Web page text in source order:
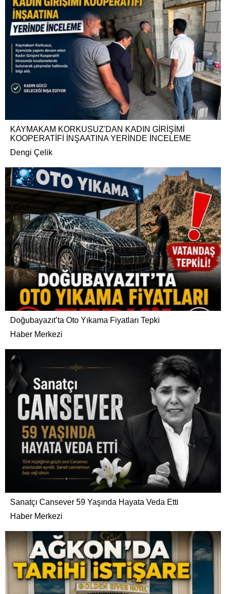
KAYMAKAM KORKUSUZ'DAN KADIN GİRİŞİMİ
KOOPERATİFİ İNŞAATINA YERİNDE İNCELEME
Dengi Çelik
Doğubayazıt’ta Oto Yıkama Fiyatları Tepki
Haber Merkezi
Sanatçı Cansever 59 Yaşında Hayata Veda Etti
Haber Merkezi